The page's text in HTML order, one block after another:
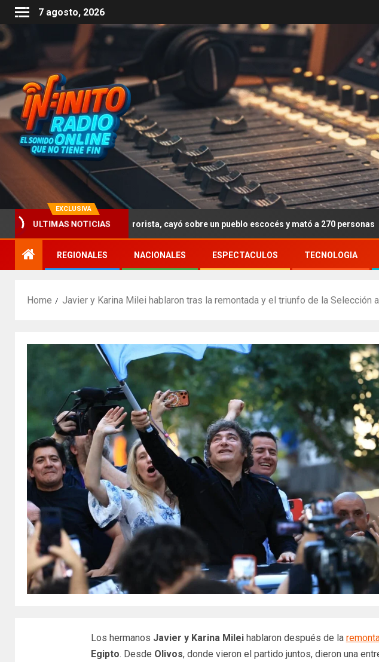
7 agosto, 2026
EXCLUSIVA
ULTIMAS NOTICIAS
terrorista, cayó sobre un pueblo escocés y mató a 270 personas Deepfakes
REGIONALES NACIONALES ESPECTACULOS TECNOLOGIA
Home Javier y Karina Milei hablaron tras la remontada y el triunfo de la Selección
Los hermanos Javier y Karina Milei hablaron después de la
Egipto. Desde Olivos, donde vieron el partido juntos, dieron una